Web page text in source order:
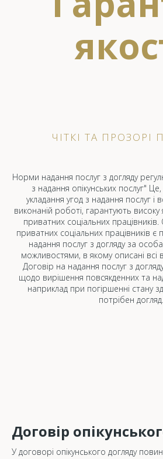
ЧІТКІ ТА ПРОЗОРІ
Норми надання послуг з догляду
з надання опікунських послуг"
укладання угод з надання послуг і
виконаній роботі, гарантують високу
приватних соціальних
приватних соціальних працівників
надання послуг з догляду за
можливостями, в якому описані всі
Договір на надання послуг з
щодо вирішення повсякденних та
наприклад при погіршенні стану
потрібен догляд.
Договір
У договорі опікунського догляду